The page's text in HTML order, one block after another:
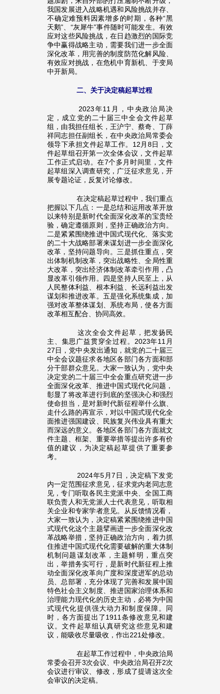
我国发展进入战略机遇和风险挑战并存、
不确定难预料因素增多的时期，各种“黑
天鹅”、“灰犀牛”事件随时可能发生。有效
应对这些风险挑战，在日趋激烈的国际竞
争中赢得战略主动，需要我们进一步全面
深化改革，用完善的制度防范化解风险、
有效应对挑战，在危机中育新机、于变局
中开新局。
二、关于决定稿起草过程
2023年11月，中央政治局决
定，成立党的二十届三中全会文件起草
组，由我担任组长，王沪宁、蔡奇、丁薛
祥同志担任副组长，在中央政治局常委会
领导下承担文件起草工作。12月8日，文
件起草组召开第一次全体会议，文件起草
工作正式启动。在7个多月时间里，文件
起草组深入调查研究，广泛征求意见，开
展专题论证，反复讨论修改。
在决定稿起草过程中，我们重点
把握以下几点：一是总结和运用改革开放
以来特别是新时代全面深化改革的宝贵经
验，确定遵循原则，坚持正确政治方向。
二是紧紧围绕推进中国式现代化、落实党
的二十大战略部署来谋划进一步全面深化
改革，坚持问题导向。三是抓住重点，突
出体制机制改革，突出战略性、全局性重
大改革，突出经济体制改革牵引作用，凸
显改革引领作用。四是坚持人民至上，从
人民整体利益、根本利益、长远利益出发
谋划和推进改革。五是强化系统集成，加
强对改革整体谋划、系统布局，使各方面
改革相互配合、协同高效。
这次全会文件起草，把发扬民
主、集思广益贯穿全过程。2023年11月
27日，党中央发出通知，就党的二十届三
中全会议题征求各地区各部门各方面和部
分干部群众意见。大家一致认为，党中央
决定党的二十届三中全会重点研究进一步
全面深化改革、推进中国式现代化问题，
彰显了将改革进行到底的坚强决心和强烈
使命担当，是对新时代新征程举什么旗、
走什么路的再宣示，对以中国式现代化全
面推进强国建设、民族复兴伟业具有重大
而深远的意义。各地区各部门各方面就文
件主题、框架、重要举措等提出许多有价
值的建议，为决定稿起草提供了重要参
考。
2024年5月7日，决定稿下发党
内一定范围征求意见，征求党内老同志意
见，专门听取各民主党派中央、全国工商
联负责人和无党派人士代表意见，听取相
关企业和专家学者意见。从反馈情况看，
大家一致认为，决定稿紧紧围绕推进中国
式现代化这个主题擘画进一步全面深化改
革战略举措，坚持正确政治方向，着力抓
住推进中国式现代化需要破解的重大体制
机制问题谋划改革，主题鲜明，重点突
出，举措务实可行，是新时代新征程上推
动全面深化改革向广度和深度进军的总动
员、总部署，充分体现了完善和发展中国
特色社会主义制度、推进国家治理体系和
治理能力现代化的历史主动，必将为中国
式现代化提供强大动力和制度保障。同
时，各方面提出了1911条修改意见和建
议。文件起草组认真研究这些意见和建
议，能吸收尽量吸收，作出221处修改。
在起草工作过程中，中央政治局
常委会召开3次会议、中央政治局召开2次
会议进行审议、修改，形成了提请这次全
会审议的决定稿。